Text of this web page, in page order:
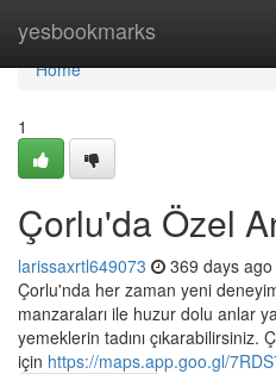
yesbookmarks
Home
Home
1
Çorlu'da Özel
larissaxrtl649073 369 days ago
Çorlu'nda her zaman yeni
manzaraları ile huzur dolu anlar
yemeklerin tadını
için https://maps.app.goo.gl/